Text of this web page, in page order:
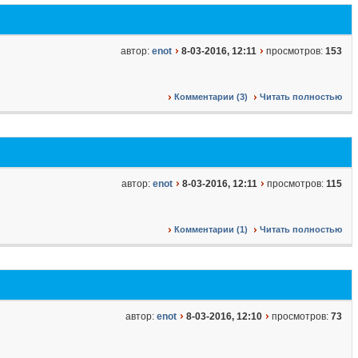
автор: enot 8-03-2016, 12:11 просмотров: 153
Комментарии (3) Читать полностью
автор: enot 8-03-2016, 12:11 просмотров: 115
Комментарии (1) Читать полностью
автор: enot 8-03-2016, 12:10 просмотров: 73